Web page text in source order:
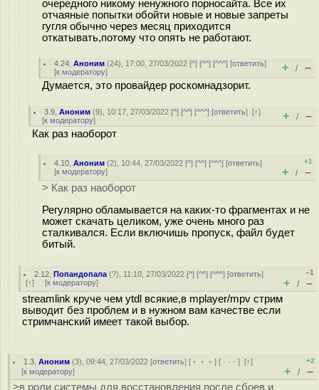
очередного никому ненужного порносайта. Все их
отчаяные попытки обойти новые и новые запреты
гугля обычно через месяц приходится
откатывать,потому что опять не работают.
4.24 ,Аноним (24), 17:00, 27/03/2022 [^] [^^] [^^^] [ответить]
[к модератору] + / –
Думается, это провайдер роскомнадзорит.
3.9 ,Аноним (9), 10:17, 27/03/2022 [^] [^^] [^^^] [ответить][↑]
[к модератору] + / –
Как раз наоборот
4.10 ,Аноним (2), 10:44, 27/03/2022 [^] [^^] [^^^] [ответить]
[к модератору]
+1
+ / –
> Как раз наоборот
Регулярно обламывается на каких-то фрагментах и не
может скачать целиком, уже очень много раз
сталкивался. Если включишь пропуск, файл будет
битый.
2.12 ,Попандопала (?), 11:10, 27/03/2022 [^] [^^] [^^^] [ответить]
[↑] [к модератору]
–1
+ / –
streamlink круче чем ytdl всякие,в mplayer/mpv стрим
выводит без проблем и в нужном вам качестве если
стримчанский имеет такой выбор.
1.3 ,Аноним (3), 09:44, 27/03/2022 [ответить] [ ﹢﹢﹢] [ · · ·][↑]
[к модератору]
+2
+ / –
>в роли системы для восстановления после сбоев и